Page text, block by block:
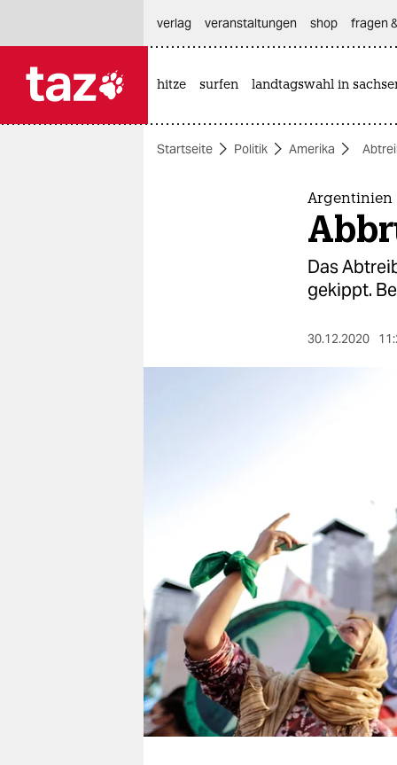
themen
veranstaltungen
shop
fragen & hilfe
unterstützen
abo
verlag
veranstaltungen shop fragen
hitze surfen landtagswahl in
Startseite Politik Amerika
Argentinien
Das
gekippt.
30.12.2020